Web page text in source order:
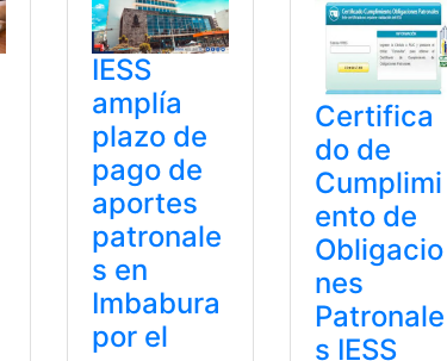
IESS
amplía
plazo de
pago de
aportes
patronale
s en
Imbabura
por el
Certifica
do de
Cumplimi
ento de
Obligacio
nes
Patronale
s IESS